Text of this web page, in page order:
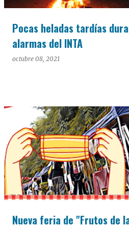
Pocas heladas tardías
alarmas del INTA
octubre 08, 2021
Nueva feria de "Frutos de